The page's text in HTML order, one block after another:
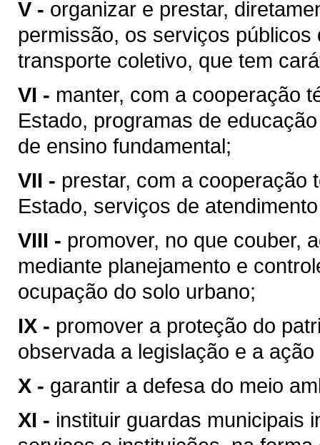
V - organizar e prestar,
permissão, os serviços
transporte coletivo, que tem
VI - manter, com a cooperação
Estado, programas de
de ensino fundamental;
VII - prestar, com a cooperação
Estado, serviços de
VIII - promover, no que couber,
mediante planejamento e
ocupação do solo urbano;
IX - promover a proteção do
observada a legislação e a
X - garantir a defesa do meio
XI - instituir guardas municipais